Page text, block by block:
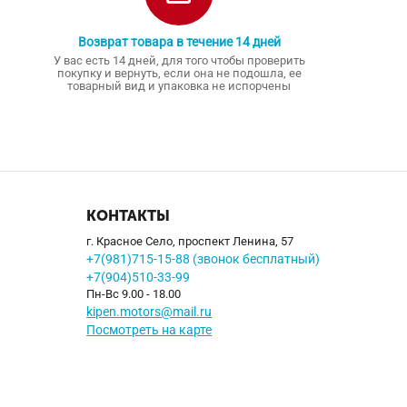
Возврат товара в течение 14 дней
У вас есть 14 дней, для того чтобы проверить
покупку и вернуть, если она не подошла, ее
товарный вид и упаковка не испорчены
КОНТАКТЫ
г. Красное Село, проспект Ленина, 57
+7(981)715-15-88 (звонок бесплатный)
+7(904)510-33-99
Пн-Вс 9.00 - 18.00
kipen.motors@mail.ru
Посмотреть на карте